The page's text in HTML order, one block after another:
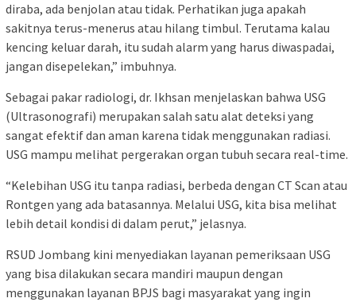
diraba, ada benjolan atau tidak. Perhatikan juga apakah
sakitnya terus-menerus atau hilang timbul. Terutama kalau
kencing keluar darah, itu sudah alarm yang harus diwaspadai,
jangan disepelekan,” imbuhnya.
Sebagai pakar radiologi, dr. Ikhsan menjelaskan bahwa USG
(Ultrasonografi) merupakan salah satu alat deteksi yang
sangat efektif dan aman karena tidak menggunakan radiasi.
USG mampu melihat pergerakan organ tubuh secara real-time.
“Kelebihan USG itu tanpa radiasi, berbeda dengan CT Scan atau
Rontgen yang ada batasannya. Melalui USG, kita bisa melihat
lebih detail kondisi di dalam perut,” jelasnya.
RSUD Jombang kini menyediakan layanan pemeriksaan USG
yang bisa dilakukan secara mandiri maupun dengan
menggunakan layanan BPJS bagi masyarakat yang ingin